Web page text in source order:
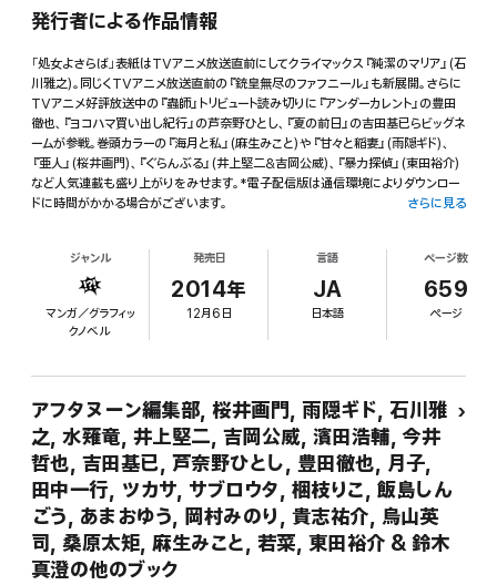
発行者による作品情報
「処女よさらば」表紙はTVアニメ放送直前にしてクライマックス『純潔のマリア』(石
川雅之)。同じくTVアニメ放送直前の『銃皇無尽のファフニール』も新展開。さらに
TVアニメ好評放送中の『蟲師』トリビュート読み切りに『アンダーカレント』の豊田
徹也、『ヨコハマ買い出し紀行』の芦奈野ひとし、『夏の前日』の吉田基已らビッグネ
ームが参戦。巻頭カラーの『海月と私』(麻生みこと)や『甘々と稲妻』(雨隠ギド)、
『亜人』(桜井画門)、『ぐらんぶる』(井上堅二&吉岡公威)、『暴力探偵』(東田裕介)
など人気連載も盛り上がりをみせます。*電子配信版は通信環境によりダウンロー
ドに時間がかかる場合がございます。
さらに見る
ジャンル
マンガ／グラフィッ
クノベル
発売日
2014年
12月6日
言語
JA
日本語
ページ数
659
ページ
アフタヌーン編集部, 桜井画門, 雨隠ギド, 石川雅
之, 水薙竜, 井上堅二, 吉岡公威, 濱田浩輔, 今井
哲也, 吉田基已, 芦奈野ひとし, 豊田徹也, 月子,
田中一行, ツカサ, サブロウタ, 梱枝りこ, 飯島しん
ごう, あまおゆう, 岡村みのり, 貴志祐介, 烏山英
司, 桑原太矩, 麻生みこと, 若菜, 東田裕介 & 鈴木
真澄の他のブック